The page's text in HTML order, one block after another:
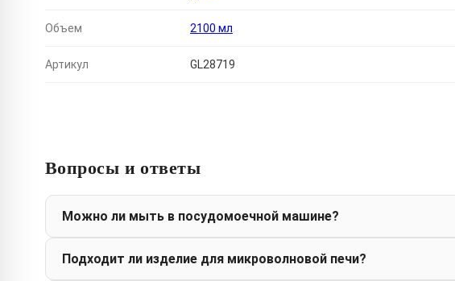
Объем 2100 мл
Артикул GL28719
Вопросы и ответы
Можно ли мыть в посудомоечной машине?
Подходит ли изделие для микроволновой печи?